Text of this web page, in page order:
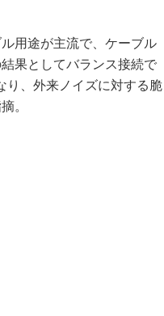
用途が主流で、ケーブル
果としてバランス接続で
り、外来ノイズに対する脆
。